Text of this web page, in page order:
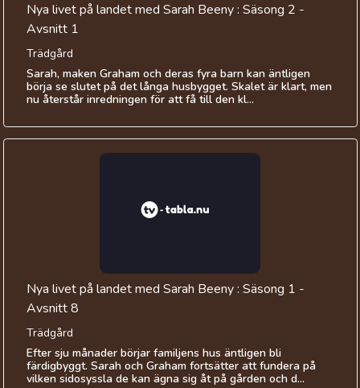
Nya livet på landet med Sarah Beeny : Säsong 2 -
Avsnitt 1
Trädgård
Sarah, maken Graham och deras fyra barn kan äntligen
börja se slutet på det långa husbygget. Skalet är klart, men
nu återstår inredningen för att få till den kl...
Nya livet på landet med Sarah Beeny : Säsong 1 -
Avsnitt 8
Trädgård
Efter sju månader börjar familjens hus äntligen bli
färdigbyggt. Sarah och Graham fortsätter att fundera på
vilken sidosyssla de kan ägna sig åt på gården och d...